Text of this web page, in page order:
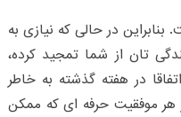
در حالی که نیازی به
تان از شما تمجید کرده،
در هفته گذشته به خاطر
هر موفقیت حرفه ای که ممکن